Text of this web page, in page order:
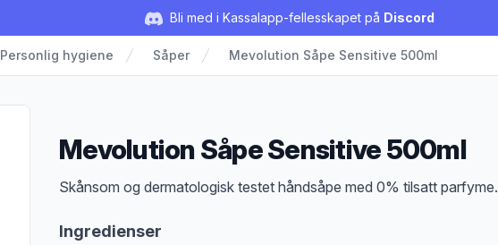
Bli med i Kassalapp-fellesskapet på Discord
Personlig hygiene Såper Mevolution Såpe Sensitive 500ml
Mevolution Såpe Sensitive 500ml
Produktbeskrivelse
Skånsom og dermatologisk testet håndsåpe med 0% tilsatt parfyme.
Ingredienser